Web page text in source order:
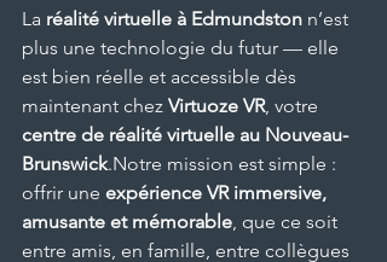
La réalité virtuelle à Edmundston n’est
plus une technologie du futur — elle
est bien réelle et accessible dès
maintenant chez Virtuoze VR, votre
centre de réalité virtuelle au Nouveau-
Brunswick.Notre mission est simple :
offrir une expérience VR immersive,
amusante et mémorable, que ce soit
entre amis, en famille, entre collègues